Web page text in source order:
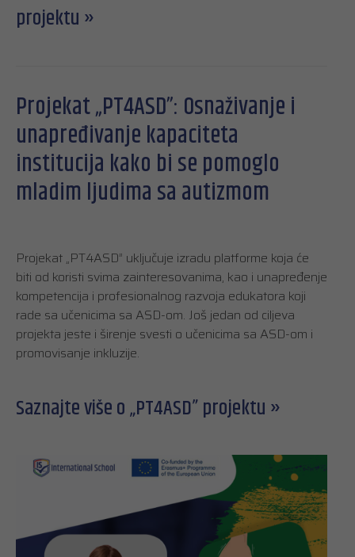
projektu »
Projekat „PT4ASD”: Osnaživanje i
unapređivanje kapaciteta
institucija kako bi se pomoglo
mladim ljudima sa autizmom
Projekat „PT4ASD” uključuje izradu platforme koja će
biti od koristi svima zainteresovanima, kao i unapređenje
kompetencija i profesionalnog razvoja edukatora koji
rade sa učenicima sa ASD-om. Još jedan od ciljeva
projekta jeste i širenje svesti o učenicima sa ASD-om i
promovisanje inkluzije.
Saznajte više o „PT4ASD” projektu »